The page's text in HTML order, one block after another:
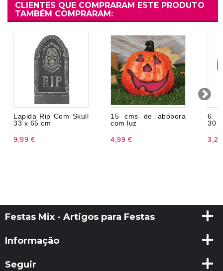
CLIENTES QUE COMPRARAM ESTE PRODUTO
TAMBÉM COMPRARAM:
Lapida Rip Com Skull
33 x 65 cm
9,99 €
15 cms de abóbora
com luz
4,99 €
6
30
Festas Mix - Artigos para Festas
Informação
Seguir